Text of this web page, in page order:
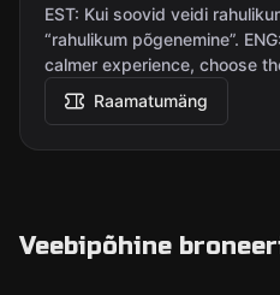
EST: Kui soovid veidi
“rahulikum põgenemine”.
calmer experience, choose
Raamatumäng
Veebipõhine